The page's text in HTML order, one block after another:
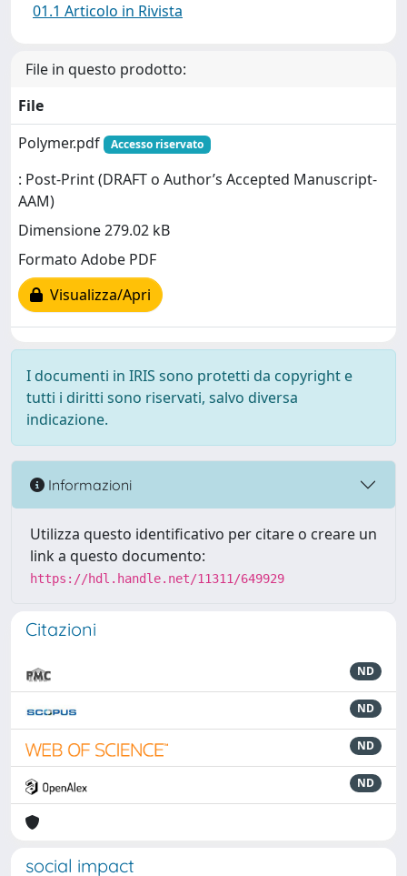
01.1 Articolo in Rivista
File in questo prodotto:
File
Polymer.pdf
Accesso riservato
: Post-Print (DRAFT o Author’s Accepted Manuscript-
AAM)
Dimensione 279.02 kB
Formato Adobe PDF
Visualizza/Apri
I documenti in IRIS sono protetti da copyright e
tutti i diritti sono riservati, salvo diversa
indicazione.
Informazioni
Utilizza questo identificativo per citare o creare un
link a questo documento:
https://hdl.handle.net/11311/649929
Citazioni
ND
ND
ND
ND
social impact